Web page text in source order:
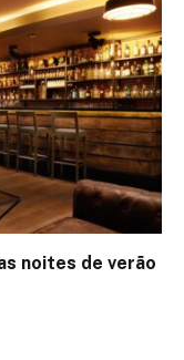
noites de verão